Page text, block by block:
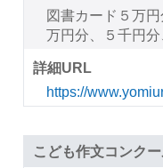
図書カード５万
万円分、５千円分
詳細URL
https://
こども作文コンク